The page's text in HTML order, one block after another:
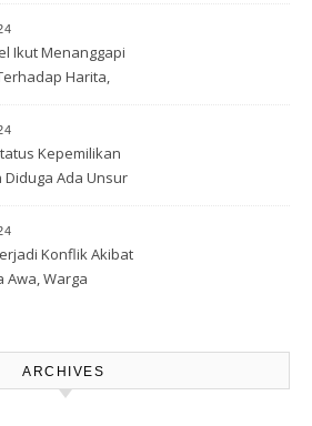
Ikut Menanggapi
Harita,
Kepemilikan
Diduga Ada Unsur
GPM Halsel
Panggil Dan
Arif La Awa
Konflik Akibat
Awa, Warga
ARCHIVES